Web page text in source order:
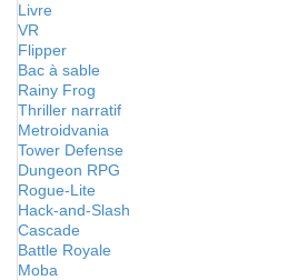
Livre
VR
Flipper
Bac à sable
Rainy Frog
Thriller narratif
Metroidvania
Tower Defense
Dungeon RPG
Rogue-Lite
Hack-and-Slash
Cascade
Battle Royale
Moba